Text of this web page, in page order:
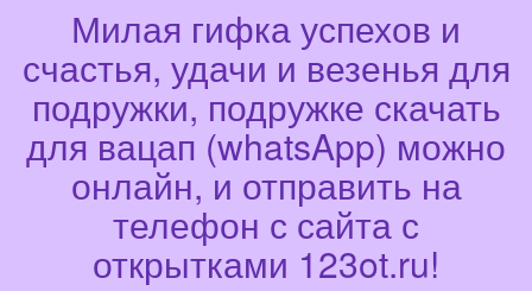
Милая гифка успехов и
счастья, удачи и везенья для
подружки, подружке скачать
для вацап (whatsApp) можно
онлайн, и отправить на
телефон с сайта с
открытками 123ot.ru!